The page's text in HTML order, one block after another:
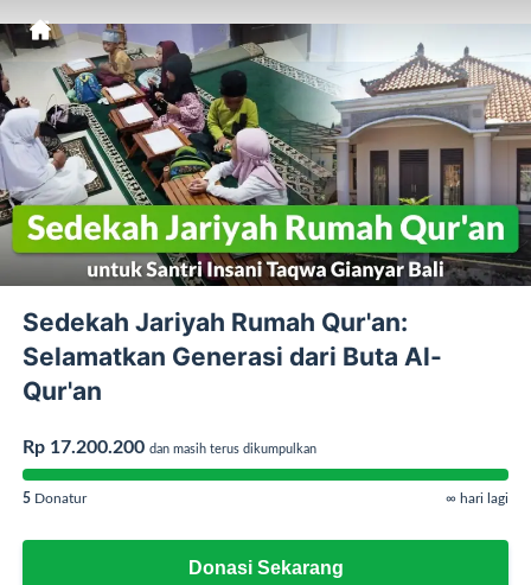
Sedekah Jariyah Rumah Qur'an:
Selamatkan Generasi dari Buta Al-
Qur'an
Rp 17.200.200 dan masih terus dikumpulkan
5 Donatur ∞ hari lagi
Donasi Sekarang